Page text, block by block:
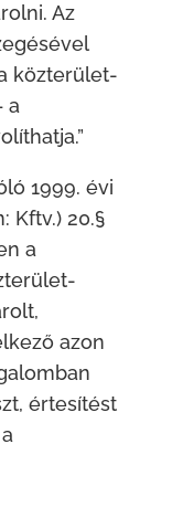
Az
közterület-
a
1999. évi
Kftv.) 20.§
a
azon
értesítést